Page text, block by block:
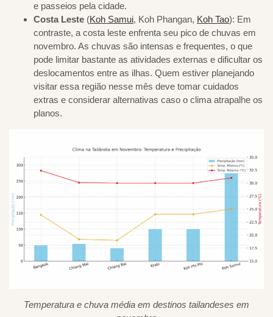
e passeios pela cidade.
Costa Leste (Koh Samui, Koh Phangan, Koh Tao): Em
contraste, a costa leste enfrenta seu pico de chuvas em
novembro. As chuvas são intensas e frequentes, o que
pode limitar bastante as atividades externas e dificultar os
deslocamentos entre as ilhas. Quem estiver planejando
visitar essa região nesse mês deve tomar cuidados
extras e considerar alternativas caso o clima atrapalhe os
planos.
Temperatura e chuva média em destinos tailandeses em